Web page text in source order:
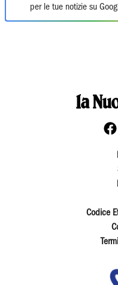
per le tue notizie su
Codice